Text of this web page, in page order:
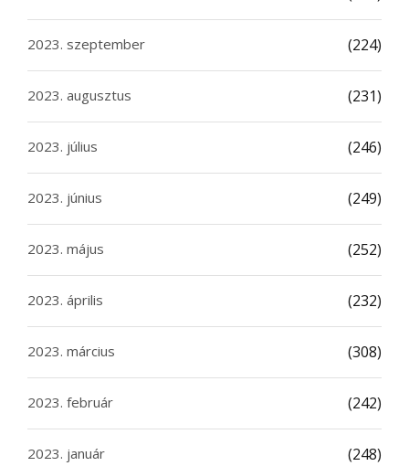
2023. szeptember (224)
2023. augusztus (231)
2023. július (246)
2023. június (249)
2023. május (252)
2023. április (232)
2023. március (308)
2023. február (242)
2023. január (248)